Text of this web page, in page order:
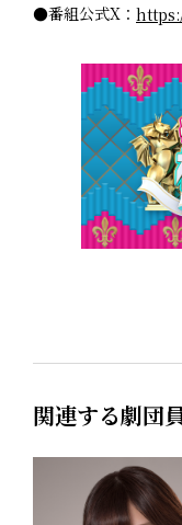
●番組公式X：
関連する劇団